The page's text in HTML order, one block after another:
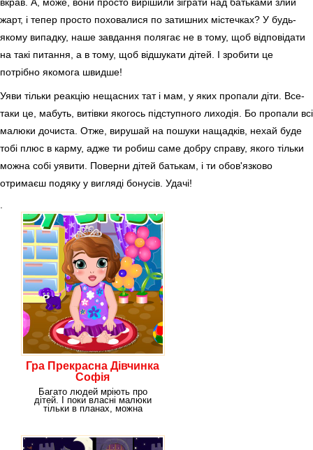
жарт, і тепер просто поховалися по затишних містечках? У будь-
якому випадку, наше завдання полягає не в тому, щоб відповідати
на такі питання, а в тому, щоб відшукати дітей. І зробити це
потрібно якомога швидше!
Уяви тільки реакцію нещасних тат і мам, у яких пропали діти. Все-
таки це, мабуть, витівки якогось підступного лиходія. Бо пропали всі
малюки дочиста. Отже, вирушай на пошуки нащадків, нехай буде
тобі плюс в карму, адже ти робиш саме добру справу, якого тільки
можна собі уявити. Поверни дітей батькам, і ти обов'язково
отримаєш подяку у вигляді бонусів. Удачі!
Гра Прекрасна Дівчинка
Софія
Багато людей мріють про
дітей. І поки власні малюки
тільки в планах, можна